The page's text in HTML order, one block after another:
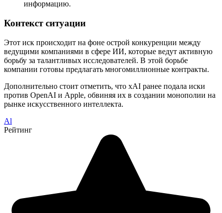
информацию.
Контекст ситуации
Этот иск происходит на фоне острой конкуренции между
ведущими компаниями в сфере ИИ, которые ведут активную
борьбу за талантливых исследователей. В этой борьбе
компании готовы предлагать многомиллионные контракты.
Дополнительно стоит отметить, что xAI ранее подала иски
против OpenAI и Apple, обвиняя их в создании монополии на
рынке искусственного интеллекта.
Al
Рейтинг